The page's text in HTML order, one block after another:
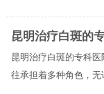
昆明治疗白斑的
昆明治疗白斑的专科
往承担着多种角色，无